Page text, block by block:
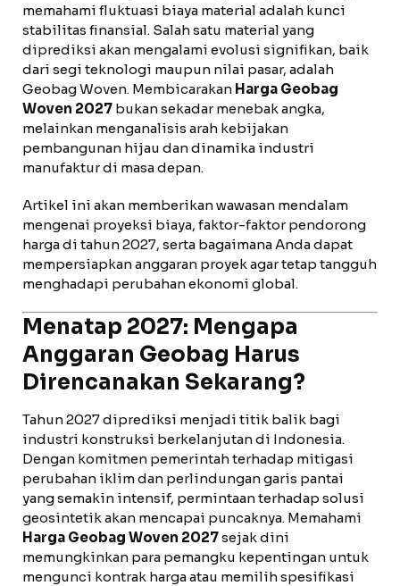
memahami fluktuasi biaya material adalah kunci
stabilitas finansial. Salah satu material yang
diprediksi akan mengalami evolusi signifikan, baik
dari segi teknologi maupun nilai pasar, adalah
Geobag Woven. Membicarakan Harga Geobag
Woven 2027 bukan sekadar menebak angka,
melainkan menganalisis arah kebijakan
pembangunan hijau dan dinamika industri
manufaktur di masa depan.
Artikel ini akan memberikan wawasan mendalam
mengenai proyeksi biaya, faktor-faktor pendorong
harga di tahun 2027, serta bagaimana Anda dapat
mempersiapkan anggaran proyek agar tetap tangguh
menghadapi perubahan ekonomi global.
Menatap 2027: Mengapa
Anggaran Geobag Harus
Direncanakan Sekarang?
Tahun 2027 diprediksi menjadi titik balik bagi
industri konstruksi berkelanjutan di Indonesia.
Dengan komitmen pemerintah terhadap mitigasi
perubahan iklim dan perlindungan garis pantai
yang semakin intensif, permintaan terhadap solusi
geosintetik akan mencapai puncaknya. Memahami
Harga Geobag Woven 2027sejak dini
memungkinkan para pemangku kepentingan untuk
mengunci kontrak harga atau memilih spesifikasi